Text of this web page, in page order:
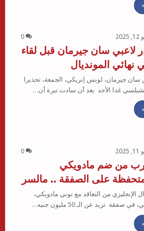
0
لاعبي سان جيرمان قبل لقاء
المونديال
جيرمان، لويس إنريكي، الجمعة، تحذيرا
تشيلسي غدا الأحد بعد أن سادت نبرة أن…
0
من ضم مادويكي
على الصفقة .. مالسر
الإنجليزي من التعاقد مع نوني مادويكي،
تزيد عن الـ 50 مليون جنيه…